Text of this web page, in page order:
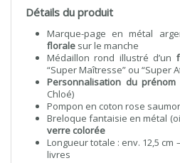
Détails du produit
Marque-page en métal
florale sur le manche
Médaillon rond illustré d’un
“Super Maîtresse” ou “Super
Personnalisation du prénom
Chloé)
Pompon en coton rose
Breloque fantaisie en métal
verre colorée
Longueur totale : env. 12,5
livres